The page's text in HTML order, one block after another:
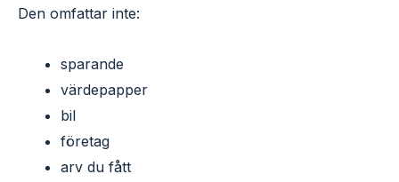
Den omfattar inte:
sparande
värdepapper
bil
företag
arv du fått